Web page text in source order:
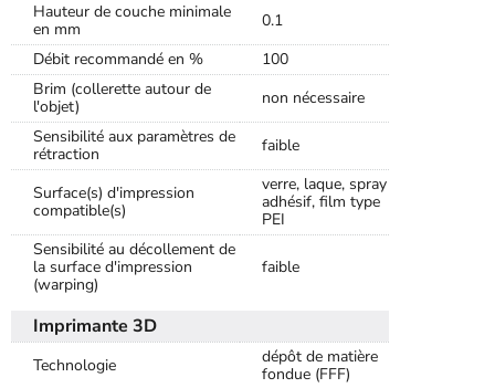
Hauteur de couche minimale
en mm
0.1
Débit recommandé en %
100
Brim (collerette autour de
l'objet)
non nécessaire
Sensibilité aux paramètres de
rétraction
faible
Surface(s) d'impression
compatible(s)
verre, laque, spray
adhésif, film type
PEI
Sensibilité au décollement de
la surface d'impression
(warping)
faible
Imprimante 3D
Technologie
dépôt de matière
fondue (FFF)